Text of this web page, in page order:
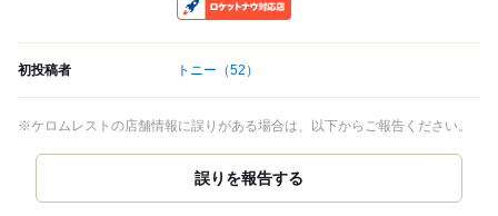
初投稿者 トニー （52）
※ケロムレストの店舗情報に誤りがある場合は、以下からご報告ください。
誤りを報告する